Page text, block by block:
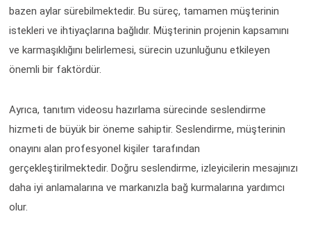
bazen aylar sürebilmektedir. Bu süreç, tamamen müşterinin
istekleri ve ihtiyaçlarına bağlıdır. Müşterinin projenin kapsamını
ve karmaşıklığını belirlemesi, sürecin uzunluğunu etkileyen
önemli bir faktördür.
Ayrıca, tanıtım videosu hazırlama sürecinde seslendirme
hizmeti de büyük bir öneme sahiptir. Seslendirme, müşterinin
onayını alan profesyonel kişiler tarafından
gerçekleştirilmektedir. Doğru seslendirme, izleyicilerin mesajınızı
daha iyi anlamalarına ve markanızla bağ kurmalarına yardımcı
olur.